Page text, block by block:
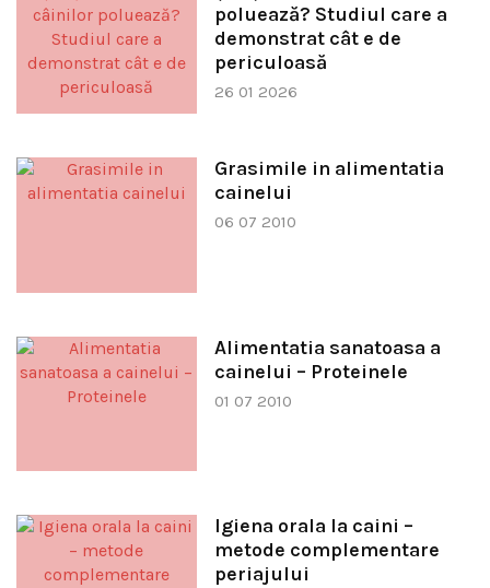
poluează? Studiul care a
demonstrat cât e de
periculoasă
26 01 2026
Grasimile in alimentatia
cainelui
06 07 2010
Alimentatia sanatoasa a
cainelui – Proteinele
01 07 2010
Igiena orala la caini –
metode complementare
periajului